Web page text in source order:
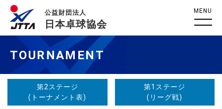
公益財団法人
日本卓球協会
MENU
TOURNAMENT
第2ステージ
(トーナメント表)
第1ステージ
(リーグ戦)